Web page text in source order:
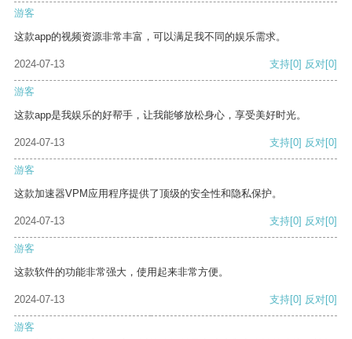
游客
这款app的视频资源非常丰富，可以满足我不同的娱乐需求。
2024-07-13 支持[0] 反对[0]
游客
这款app是我娱乐的好帮手，让我能够放松身心，享受美好时光。
2024-07-13 支持[0] 反对[0]
游客
这款加速器VPM应用程序提供了顶级的安全性和隐私保护。
2024-07-13 支持[0] 反对[0]
游客
这款软件的功能非常强大，使用起来非常方便。
2024-07-13 支持[0] 反对[0]
游客